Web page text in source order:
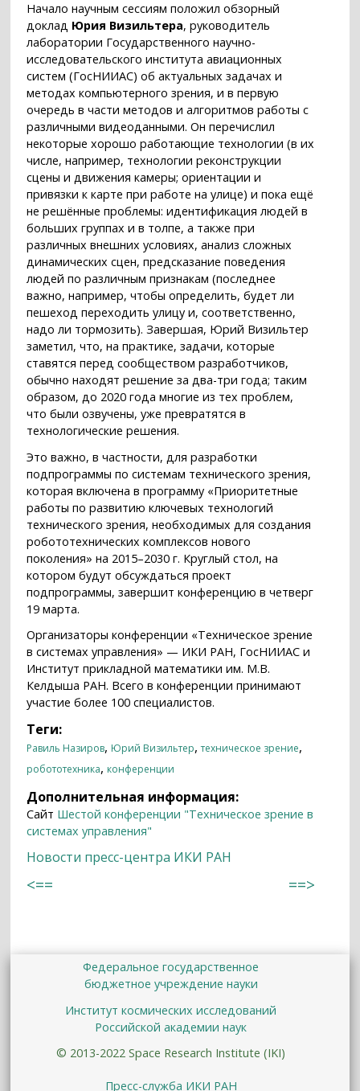
Начало научным сессиям положил обзорный
доклад Юрия Визильтера, руководитель
лаборатории Государственного научно-
исследовательского института авиационных
систем (ГосНИИАС) об актуальных задачах и
методах компьютерного зрения, и в первую
очередь в части методов и алгоритмов работы с
различными видеоданными. Он перечислил
некоторые хорошо работающие технологии (в их
числе, например, технологии реконструкции
сцены и движения камеры; ориентации и
привязки к карте при работе на улице) и пока ещё
не решённые проблемы: идентификация людей в
больших группах и в толпе, а также при
различных внешних условиях, анализ сложных
динамических сцен, предсказание поведения
людей по различным признакам (последнее
важно, например, чтобы определить, будет ли
пешеход переходить улицу и, соответственно,
надо ли тормозить). Завершая, Юрий Визильтер
заметил, что, на практике, задачи, которые
ставятся перед сообществом разработчиков,
обычно находят решение за два-три года; таким
образом, до 2020 года многие из тех проблем,
что были озвучены, уже превратятся в
технологические решения.
Это важно, в частности, для разработки
подпрограммы по системам технического зрения,
которая включена в программу «Приоритетные
работы по развитию ключевых технологий
технического зрения, необходимых для создания
робототехнических комплексов нового
поколения» на 2015–2030 г. Круглый стол, на
котором будут обсуждаться проект
подпрограммы, завершит конференцию в четверг
19 марта.
Организаторы конференции «Техническое зрение
в системах управления» — ИКИ РАН, ГосНИИАС и
Институт прикладной математики им. М.В.
Келдыша РАН. Всего в конференции принимают
участие более 100 специалистов.
Теги:
Равиль Назиров, Юрий Визильтер,техническое зрение,
робототехника, конференции
Дополнительная информация:
Сайт Шестой конференции "Техническое зрение в
системах управления"
Новости пресс-центра ИКИ РАН
<== ==>
Федеральное государственное
бюджетное учреждение науки
Институт космических исследований
Российской академии наук
© 2013-2022 Space Research Institute (IKI)
Пресс-служба ИКИ РАН